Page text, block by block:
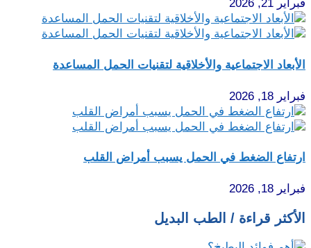
فبراير 21, 2026
الأبعاد الاجتماعية والأخلاقية لتقنيات الحمل المساعدة
فبراير 18, 2026
ارتفاع الضغط في الحمل يسبب أمراض القلب
فبراير 18, 2026
الأكثر قراءة / الطب البديل